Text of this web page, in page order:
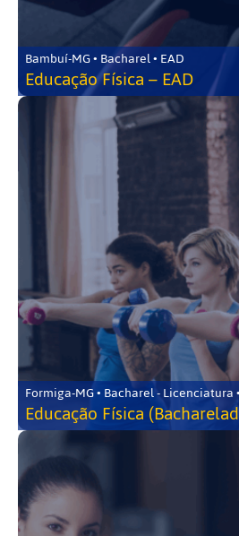
Bambuí-MG • Bacharel • EAD
Educação Física – EAD
Formiga-MG • Bacharel - Licenciatura
Educação Física